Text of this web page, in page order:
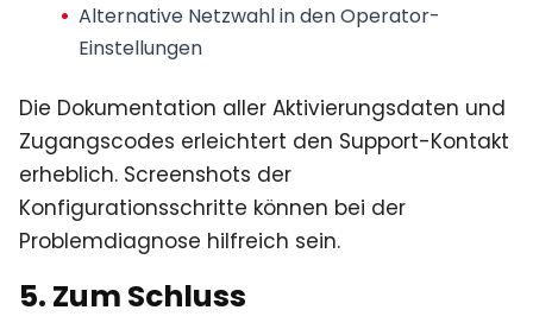
Alternative Netzwahlin den Operator-
Einstellungen
Die Dokumentation aller Aktivierungsdaten und
Zugangscodes erleichtert den Support-Kontakt
erheblich. Screenshots der
Konfigurationsschritte können bei der
Problemdiagnose hilfreich sein.
5. Zum Schluss